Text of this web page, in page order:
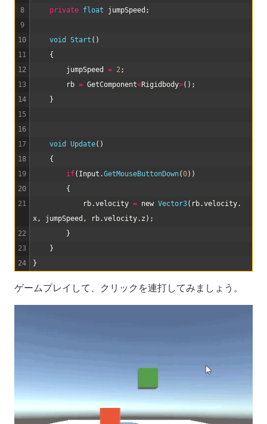
8
9
10
11
12
13
14
15
16
17
18
19
20
21
22
23
24
private float jumpSpeed ;
void Start ( )
{
jumpSpeed
= 2;
rb = GetComponent<Rigidbody>( ) ;
}
void Update( )
{
if( Input .GetMouseButtonDown(0) )
{
rb.velocity = new Vector3( rb.velocity.
x, jumpSpeed , rb.velocity. z ) ;
}
}
}
ゲームプレイして、クリックを連打してみましょう。